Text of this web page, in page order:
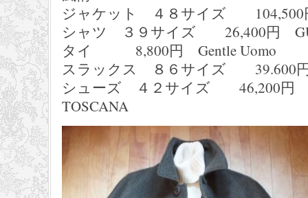
ジャケット ４８サイズ 104,500
シャツ ３９サイズ 26,400円
タイ 8,800円 Gentle Uomo
スラックス ８６サイズ 39.600
シューズ ４２サイズ 46,200円
TOSCANA